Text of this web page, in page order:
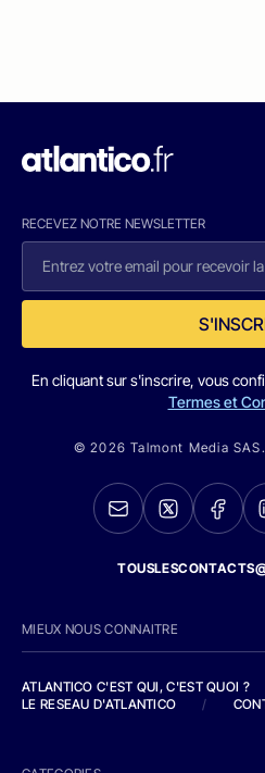
RECEVEZ NOTRE NEWSLETTER
En cliquant sur s'inscrire, vous
Termes et
© 2026 Talmont Media
MIEUX NOUS CONNAITRE
ATLANTICO C'EST QUI, C'EST QUOI ?
LE RESEAU D'ATLANTICO
/